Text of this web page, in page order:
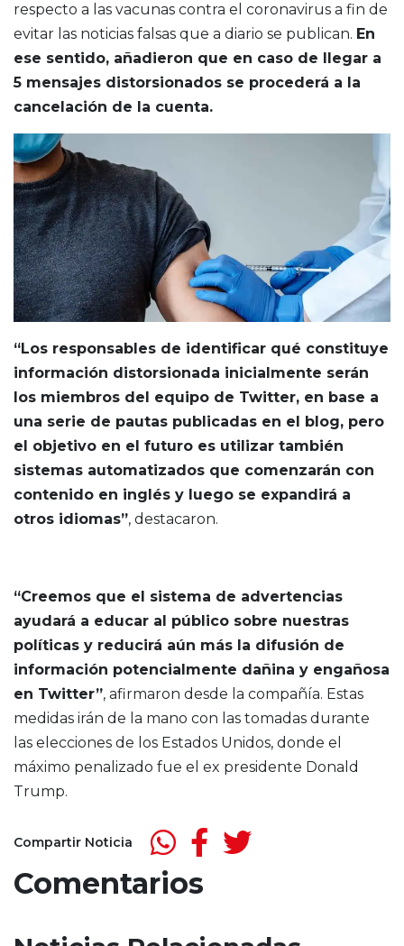
respecto a las vacunas contra el coronavirus a fin de
evitar las noticias falsas que a diario se publican. En
ese sentido, añadieron que en caso de llegar a
5 mensajes distorsionados se procederá a la
cancelación de la cuenta.
“Los responsables de identificar qué constituye
información distorsionada inicialmente serán
los miembros del equipo de Twitter, en base a
una serie de pautas publicadas en el blog, pero
el objetivo en el futuro es utilizar también
sistemas automatizados que comenzarán con
contenido en inglés y luego se expandirá a
otros idiomas”, destacaron.
“Creemos que el sistema de advertencias
ayudará a educar al público sobre nuestras
políticas y reducirá aún más la difusión de
información potencialmente dañina y engañosa
en Twitter”, afirmaron desde la compañía. Estas
medidas irán de la mano con las tomadas durante
las elecciones de los Estados Unidos, donde el
máximo penalizado fue el ex presidente Donald
Trump.
Compartir Noticia
Comentarios